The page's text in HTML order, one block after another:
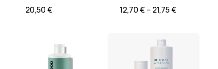
20,50€ 12,70€ – 21,75€